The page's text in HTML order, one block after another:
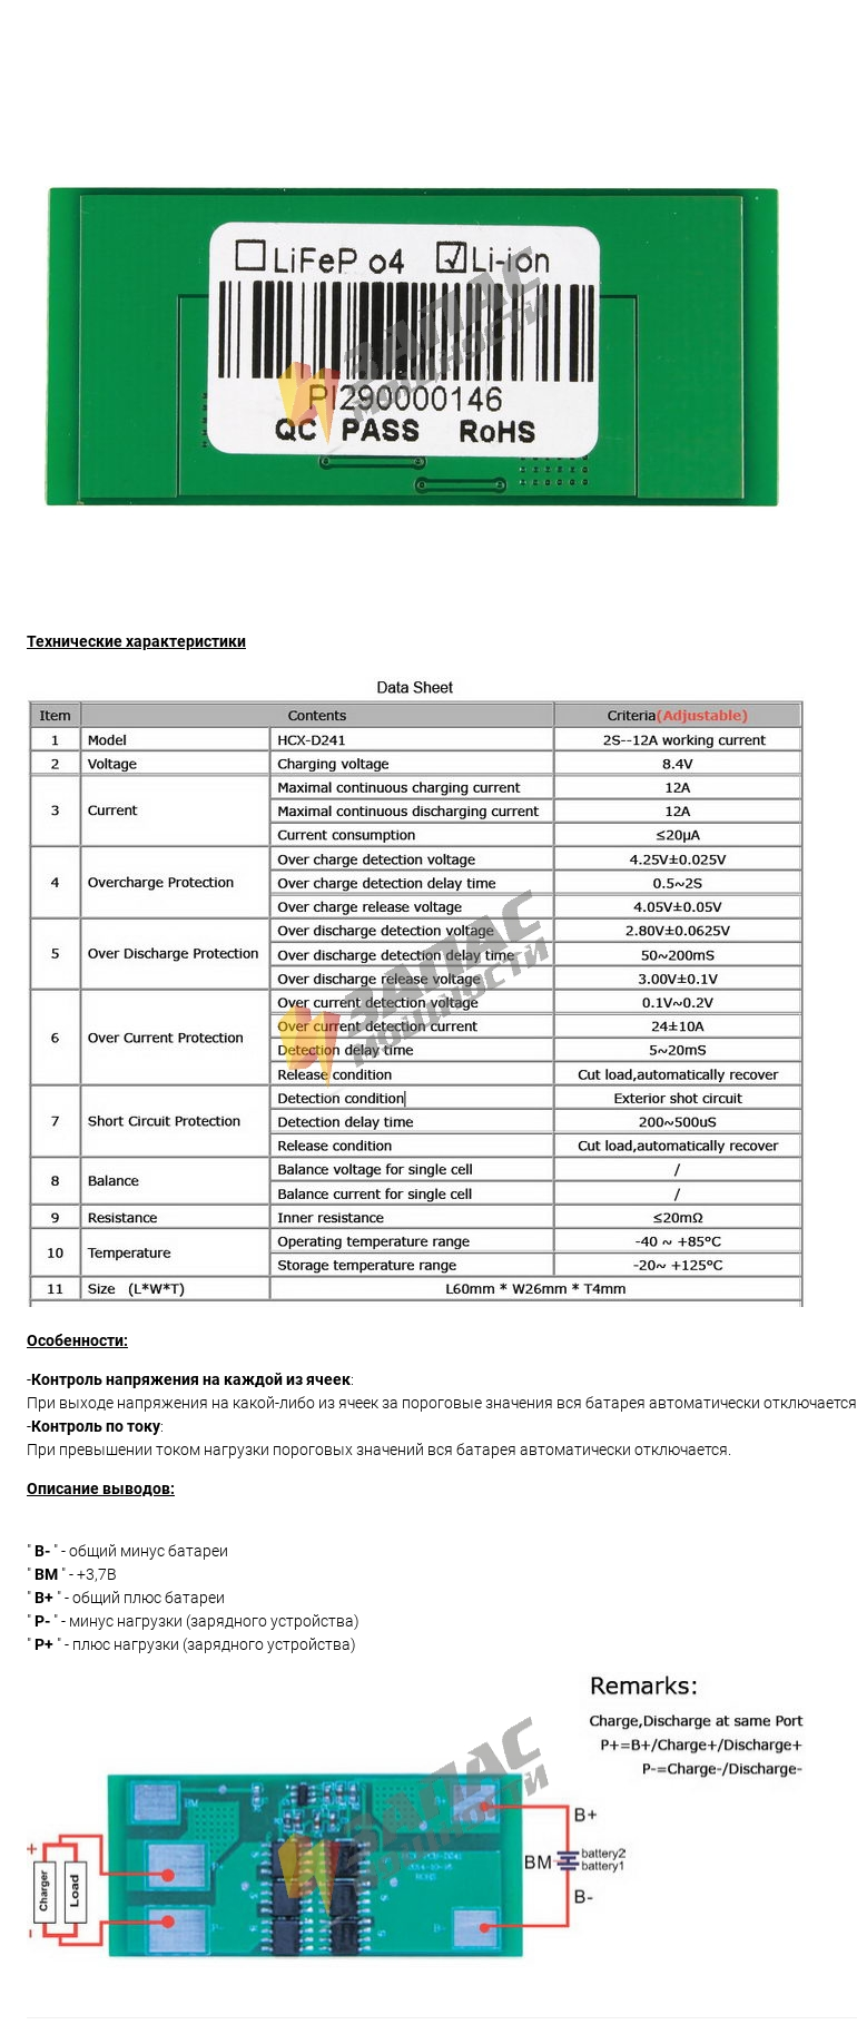
Технические характеристики
Особенности:
-Контроль напряжения на каждой из ячеек:
При выходе напряжения на какой-либо из ячеек за пороговые значения вся батарея автоматически отключается.
-Контроль по току:
При превышении током нагрузки пороговых значений вся батарея автоматически отключается.
Описание выводов:
"B- " - общий минус батареи
"BM " - +3,7В
"B+ " - общий плюс батареи
"P- " - минус нагрузки (зарядного устройства)
"P+ " - плюс нагрузки (зарядного устройства)